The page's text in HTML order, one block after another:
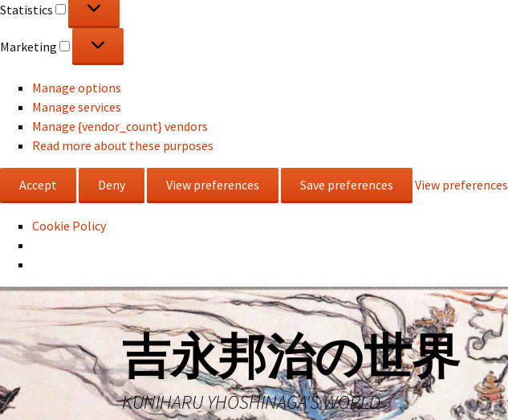
Statistics
Marketing
Manage options
Manage services
Manage {vendor_count} vendors
Read more about these purposes
Accept Deny View preferences Save preferences View preferences
Cookie Policy
コ
テ
ン
へ
ス
吉永邦治の世界
KUNIHARU YHOSHINAGA'S WORLD